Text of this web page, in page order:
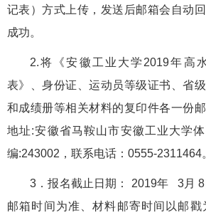
记表）方式上传，发送后邮箱会自动
成功。
2.将《安徽工业大学2019年高
表》、身份证、运动员等级证书、省
和成绩册等相关材料的复印件各一份
地址:安徽省马鞍山市安徽工业大学
编:243002，联系电话：0555-2311464
3．报名截止日期： 2019年 3月
邮箱时间为准、材料邮寄时间以邮戳